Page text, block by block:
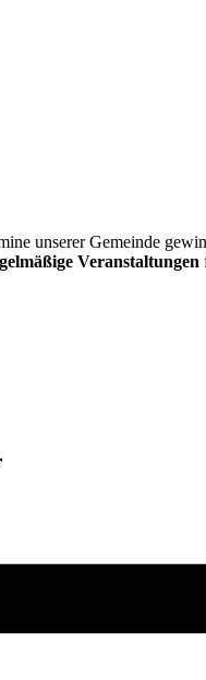
unserer Gemeinde
Veranstaltungen